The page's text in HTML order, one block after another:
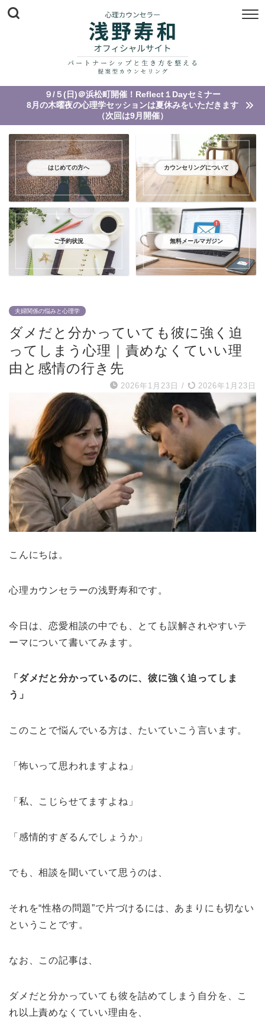
９/５(日)＠浜松町開催！Reflect１Dayセミナー
8月の木曜夜の心理学セッションは夏休みをいただきます
（次回は9月開催）
はじめての方へ カウンセリングについて
ご予約状況 無料メールマガジン
夫婦関係の悩みと心理学
ダメだと分かっていても彼に強く迫
ってしまう心理｜責めなくていい理
由と感情の行き先
2026年1月23日 / 2026年1月23日
こんにちは。
心理カウンセラーの浅野寿和です。
今日は、恋愛相談の中でも、とても誤解されやすいテ
ーマについて書いてみます。
「ダメだと分かっているのに、彼に強く迫ってしま
う」
このことで悩んでいる方は、たいていこう言います。
「怖いって思われますよね」
「私、こじらせてますよね」
「感情的すぎるんでしょうか」
でも、相談を聞いていて思うのは、
それを“性格の問題”で片づけるには、あまりにも切ない
ということです。
なお、この記事は、
ダメだと分かっていても彼を詰めてしまう自分を、こ
れ以上責めなくていい理由を、